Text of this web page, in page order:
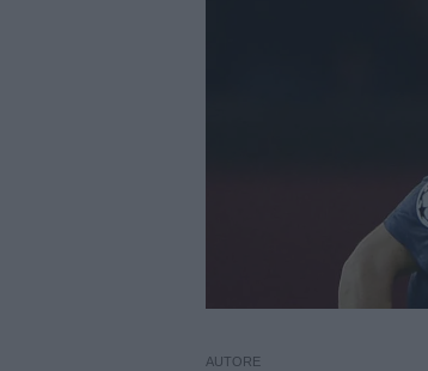
AUTORE